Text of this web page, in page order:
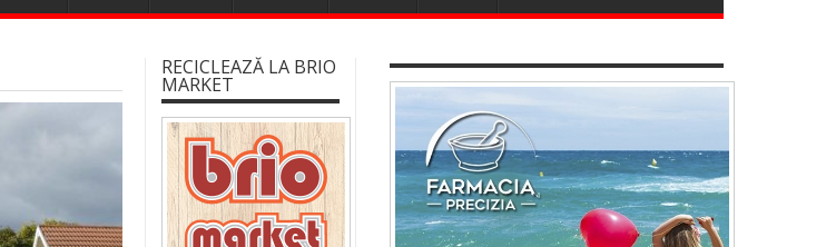
RECICLEAZĂ LA BRIO
MARKET